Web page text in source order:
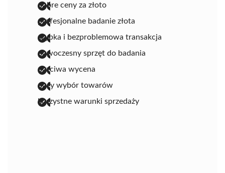
dobre ceny za złoto
profesjonalne badanie złota
szybka i bezproblemowa transakcja
nowoczesny sprzęt do badania
uczciwa wycena
duży wybór towarów
korzystne warunki sprzedaży